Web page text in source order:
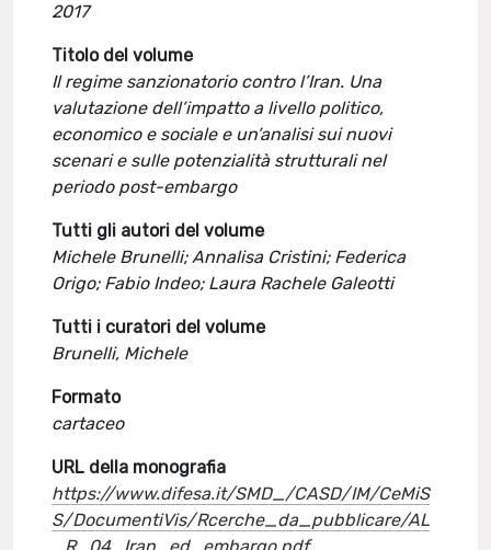
2017
Titolo del volume
Il regime sanzionatorio contro l’Iran. Una
valutazione dell’impatto a livello politico,
economico e sociale e un’analisi sui nuovi
scenari e sulle potenzialità strutturali nel
periodo post-embargo
Tutti gli autori del volume
Michele Brunelli; Annalisa Cristini; Federica
Origo; Fabio Indeo; Laura Rachele Galeotti
Tutti i curatori del volume
Brunelli, Michele
Formato
cartaceo
URL della monografia
https://www.difesa.it/SMD_/CASD/IM/CeMiS
S/DocumentiVis/Rcerche_da_pubblicare/AL